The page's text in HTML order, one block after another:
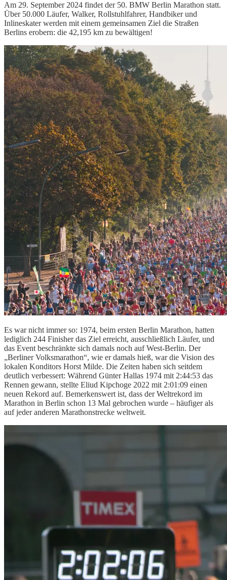
Am 29. September 2024 findet der 50. BMW Berlin Marathon statt.
Über 50.000 Läufer, Walker, Rollstuhlfahrer, Handbiker und
Inlineskater werden mit einem gemeinsamen Ziel die Straßen
Berlins erobern: die 42,195 km zu bewältigen!
Es war nicht immer so: 1974, beim ersten Berlin Marathon, hatten
lediglich 244 Finisher das Ziel erreicht, ausschließlich Läufer, und
das Event beschränkte sich damals noch auf West-Berlin. Der
„Berliner Volksmarathon“, wie er damals hieß, war die Vision des
lokalen Konditors Horst Milde. Die Zeiten haben sich seitdem
deutlich verbessert: Während Günter Hallas 1974 mit 2:44:53 das
Rennen gewann, stellte Eliud Kipchoge 2022 mit 2:01:09 einen
neuen Rekord auf. Bemerkenswert ist, dass der Weltrekord im
Marathon in Berlin schon 13 Mal gebrochen wurde – häufiger als
auf jeder anderen Marathonstrecke weltweit.